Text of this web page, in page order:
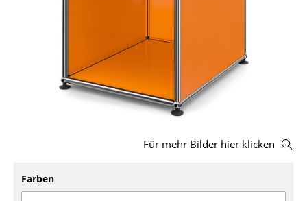
Sitzsäcke
Gartenstühle
Bürodrehstühle
Für mehr Bilder hier klicken
Farben